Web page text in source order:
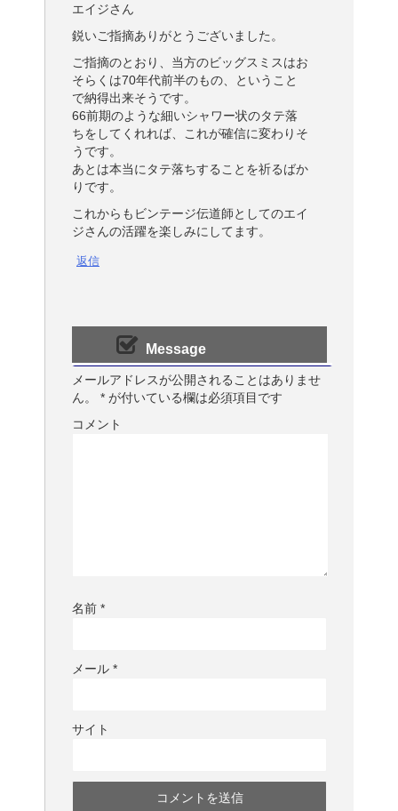
エイジさん
鋭いご指摘ありがとうございました。
ご指摘のとおり、当方のビッグスミスはお
そらくは70年代前半のもの、ということ
で納得出来そうです。
66前期のような細いシャワー状のタテ落
ちをしてくれれば、これが確信に変わりそ
うです。
あとは本当にタテ落ちすることを祈るばか
りです。
これからもビンテージ伝道師としてのエイ
ジさんの活躍を楽しみにしてます。
返信
Message
メールアドレスが公開されることはありませ
ん。
* が付いている欄は必須項目です
コメント
名前 *
メール *
サイト